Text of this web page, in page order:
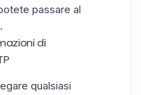
passare al
di
qualsiasi